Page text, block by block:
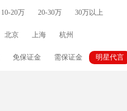
10-20万 20-30万 30万以上
北京 上海 杭州
免保证金 需保证金 明星代言